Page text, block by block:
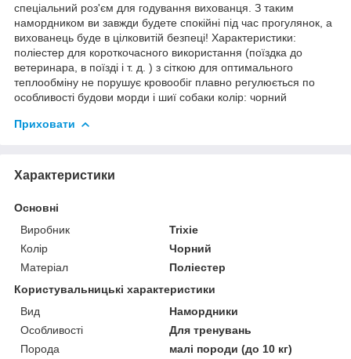
спеціальний роз'єм для годування вихованця. З таким
намордником ви завжди будете спокійні під час прогулянок, а
вихованець буде в цілковитій безпеці! Характеристики:
поліестер для короткочасного використання (поїздка до
ветеринара, в поїзді і т. д. ) з сіткою для оптимального
теплообміну не порушує кровообіг плавно регулюється по
особливості будови морди і шиї собаки колір: чорний
Приховати
Характеристики
Основні
Виробник
Trixie
Колір
Чорний
Матеріал
Поліестер
Користувальницькі характеристики
Вид
Намордники
Особливості
Для тренувань
Порода
малі породи (до 10 кг)